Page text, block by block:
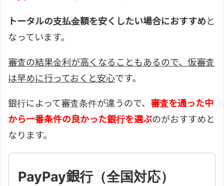
トータルの支払金額を安くしたい場合におすすめと
なっています。
審査の結果金利が高くなることもあるので、仮審査
は早めに行っておくと安心です。
銀行によって審査条件が違うので、 審査を通った中
から一番条件の良かった銀行を選ぶのがおすすめと
なります。
PayPay銀行（全国対応）